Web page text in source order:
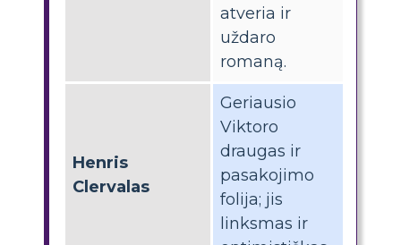
atveria ir
uždaro
romaną.
Henris
Clervalas
Geriausio
Viktoro
draugas ir
pasakojimo
folija; jis
linksmas ir